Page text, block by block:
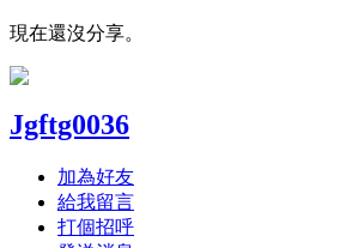
現在還沒分享。
Jgftg0036
加為好友
給我留言
打個招呼